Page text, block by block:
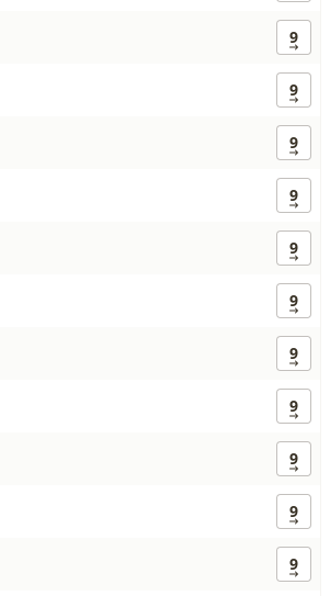
9
9
9
9
9
9
9
9
9
9
9